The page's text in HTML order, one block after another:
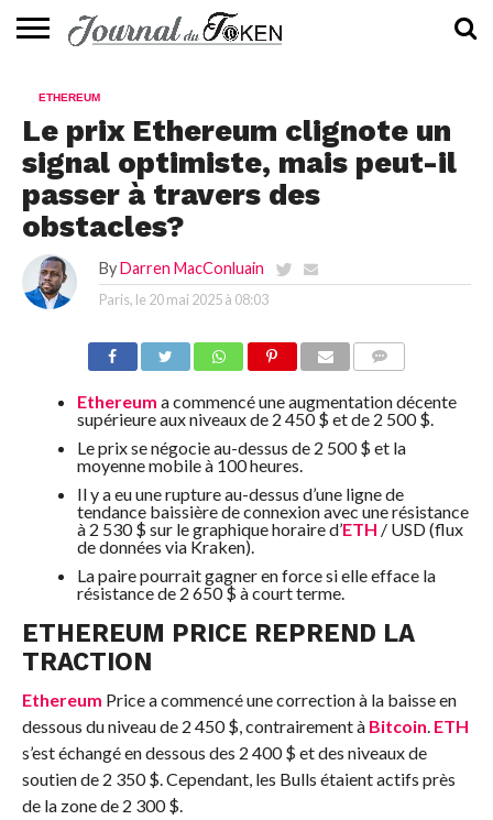
📰
EVALUATION
GUIDE
TENDANCES
À
CONTACTEZ-
ETHEREUM
Le prix Ethereum clignote un
signal optimiste, mais peut-il
passer à travers des
obstacles?
By Darren MacConluain
Paris, le 20 mai 2025 à 08:03
Ethereum a commencé une augmentation décente
supérieure aux niveaux de 2 450 $ et de 2 500 $.
Le prix se négocie au-dessus de 2 500 $ et la
moyenne mobile à 100 heures.
Il y a eu une rupture au-dessus d’une ligne de
tendance baissière de connexion avec une résistance
à 2 530 $ sur le graphique horaire d’ETH / USD (flux
de données via Kraken).
La paire pourrait gagner en force si elle efface la
résistance de 2 650 $ à court terme.
ETHEREUM PRICE REPREND LA
TRACTION
Ethereum Price a commencé une correction à la baisse en
dessous du niveau de 2 450 $, contrairement à Bitcoin. ETH
s’est échangé en dessous des 2 400 $ et des niveaux de
soutien de 2 350 $. Cependant, les Bulls étaient actifs près
de la zone de 2 300 $.